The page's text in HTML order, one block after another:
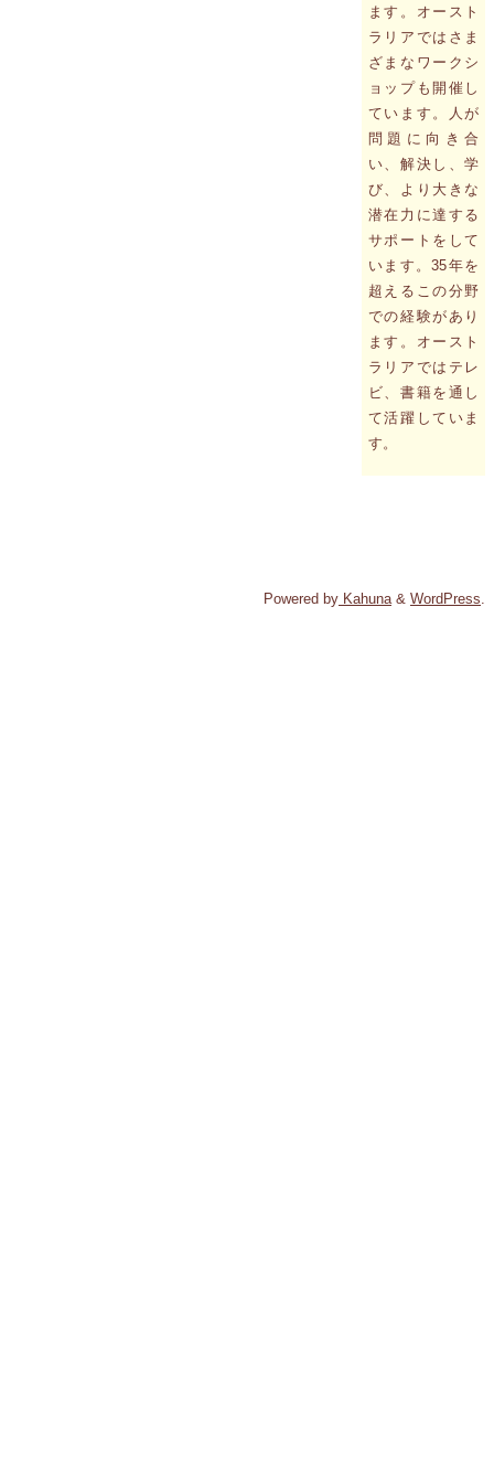
ます。オースト
ラリアではさま
ざまなワークシ
ョップも開催し
ています。人が
問題に向き合
い、解決し、学
び、より大きな
潜在力に達する
サポートをして
います。35年を
超えるこの分野
での経験があり
ます。オースト
ラリアではテレ
ビ、書籍を通し
て活躍していま
す。
Powered by Kahuna& WordPress.